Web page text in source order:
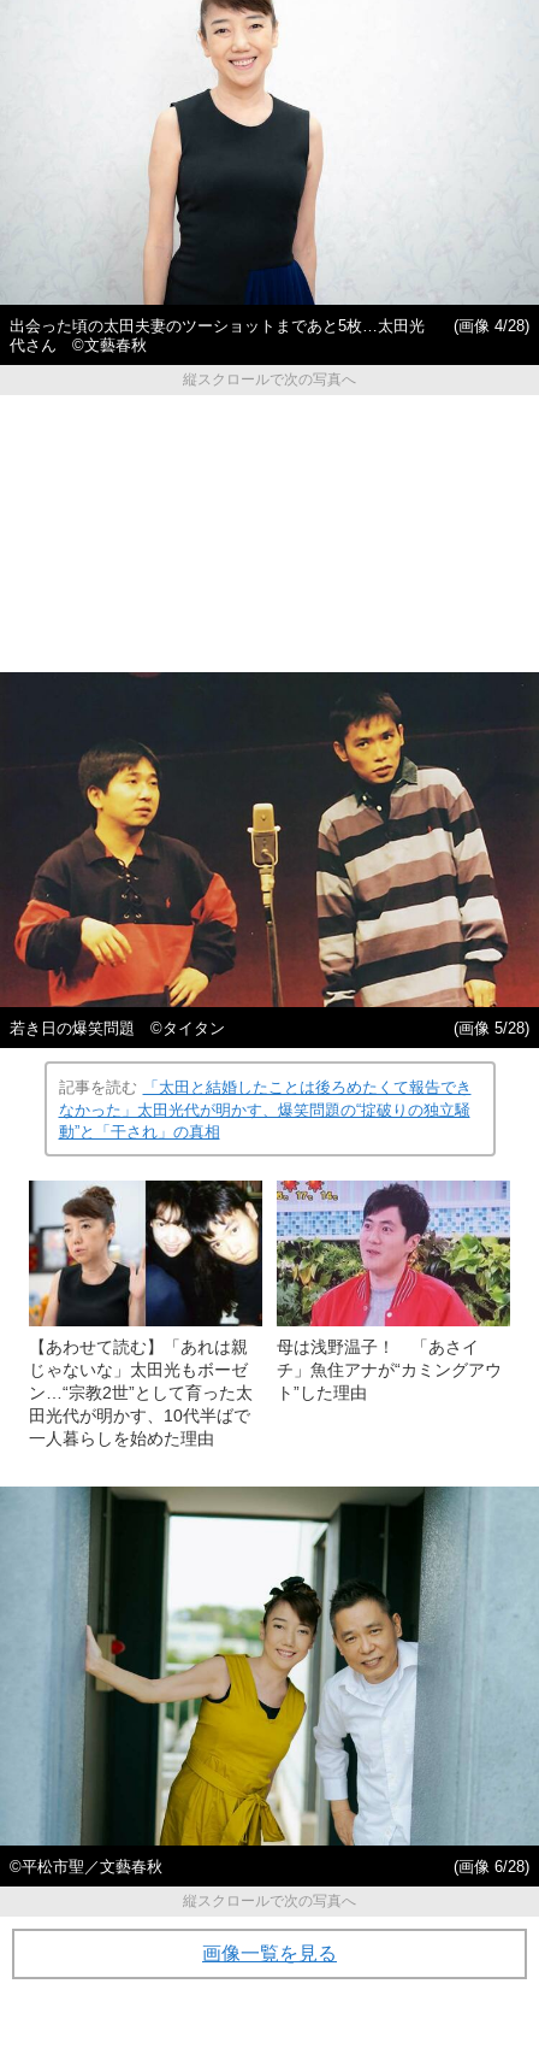
出会った頃の太田夫妻のツーショットまであと5枚…太田光
代さん ©文藝春秋
(画像 4/28)
縦スクロールで次の写真へ
若き日の爆笑問題 ©タイタン (画像 5/28)
記事を読む
「太田と結婚したことは後ろめたくて報告でき
なかった」太田光代が明かす、爆笑問題の“掟破りの独立騒
動”と「干され」の真相
【あわせて読む】「あれは親
じゃないな」太田光もボーゼ
ン…“宗教2世”として育った太
田光代が明かす、10代半ばで
一人暮らしを始めた理由
母は浅野温子！ 「あさイ
チ」魚住アナが“カミングアウ
ト”した理由
©平松市聖／文藝春秋
(画像 6/28)
縦スクロールで次の写真へ
画像一覧を見る